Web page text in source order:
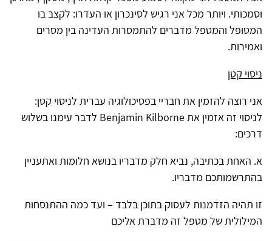
וסמכותי. ויותר מכל אני רגיש לסינכרון או העדרו: לקצב בו
המטופל והמטפל מדברים להתמסרות העדינה בין מסרים
ואמירות.
ניסוי קטן
אני רוצה להזמין את חבריי בפסיכולוגיה עברית לניסוי קטן:
לניסוי זה אזמין את Benjamin Kilborne לדבר עימנו בשלוש
דרכים:
א. האחת בכתיבה, נביא חלק מדבריו בנושא חלומות ואתעניין
בהתרשמותכם מדבריו.
זו תהיה הזדמנות לעסוק בתוכן בלבד – ועד כמה ההתנסחות
המילולית של מטפל זה מדברת אליכם